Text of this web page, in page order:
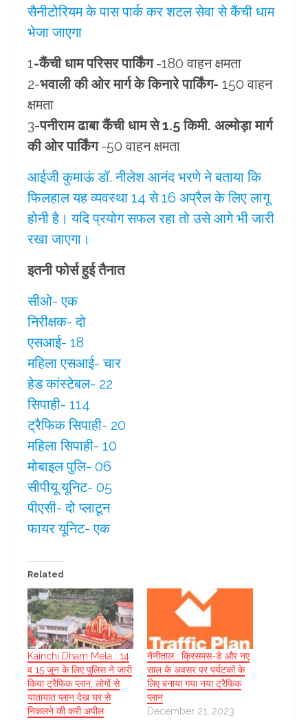
सैनीटोरियम के पास पार्क कर शटल सेवा से कैंची धाम
भेजा जाएगा
1-कैंची धाम परिसर पार्किंग-180 वाहन क्षमता
2-भवाली की ओर मार्ग के किनारे पार्किंग- 150 वाहन
क्षमता
3-पनीराम ढाबा कैंची धाम से 1.5 किमी. अल्मोड़ा मार्ग
की ओर पार्किंग-50 वाहन क्षमता
आईजी कुमाऊं डॉ. नीलेश आनंद भरणे ने बताया कि
फिलहाल यह व्यवस्था 14 से 16 अप्रैल के लिए लागू
होनी है। यदि प्रयोग सफल रहा तो उसे आगे भी जारी
रखा जाएगा।
इतनी फोर्स हुई तैनात
सीओ- एक
निरीक्षक- दो
एसआई- 18
महिला एसआई- चार
हेड कांस्टेबल- 22
सिपाही- 114
ट्रैफिक सिपाही- 20
महिला सिपाही- 10
मोबाइल पुलि- 06
सीपीयू यूनिट- 05
पीएसी- दो प्लाटून
फायर यूनिट- एक
Related
Kainchi Dham Mela : 14
व 15 जून के लिए पुलिस ने जारी
किया ट्रैफिक प्लान, लोगों से
यातायात प्लान देख घर से
निकलने की करी अपील
नैनीताल : क्रिसमस-डे और नए
साल के अवसर पर पर्यटकों के
लिए बनाया गया नया ट्रैफिक
प्लान
December 21, 2023